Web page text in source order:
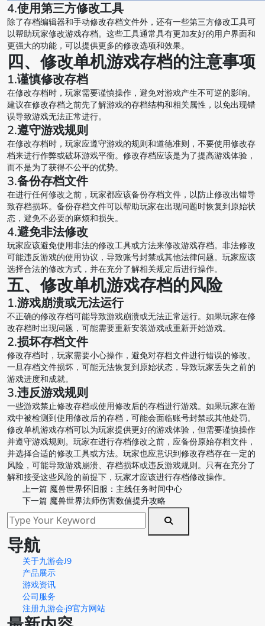
4.使用第三方修改工具
除了存档编辑器和手动修改存档文件外，还有一些第三方修改工具可
以帮助玩家修改游戏存档。这些工具通常具有更加友好的用户界面和
更强大的功能，可以提供更多的修改选项和效果。
四、修改单机游戏存档的注意事项
1.谨慎修改存档
在修改存档时，玩家需要谨慎操作，避免对游戏产生不可逆的影响。
建议在修改存档之前先了解游戏的存档结构和相关属性，以免出现错
误导致游戏无法正常进行。
2.遵守游戏规则
在修改存档时，玩家应遵守游戏的规则和道德准则，不要使用修改存
档来进行作弊或破坏游戏平衡。修改存档应该是为了提高游戏体验，
而不是为了获得不公平的优势。
3.备份存档文件
在进行任何修改之前，玩家都应该备份存档文件，以防止修改出错导
致存档损坏。备份存档文件可以帮助玩家在出现问题时恢复到原始状
态，避免不必要的麻烦和损失。
4.避免非法修改
玩家应该避免使用非法的修改工具或方法来修改游戏存档。非法修改
可能违反游戏的使用协议，导致账号封禁或其他法律问题。玩家应该
选择合法的修改方式，并在充分了解相关规定后进行操作。
五、修改单机游戏存档的风险
1.游戏崩溃或无法运行
不正确的修改存档可能导致游戏崩溃或无法正常运行。如果玩家在修
改存档时出现问题，可能需要重新安装游戏或重新开始游戏。
2.损坏存档文件
修改存档时，玩家需要小心操作，避免对存档文件进行错误的修改。
一旦存档文件损坏，可能无法恢复到原始状态，导致玩家丢失之前的
游戏进度和成就。
3.违反游戏规则
一些游戏禁止修改存档或使用修改后的存档进行游戏。如果玩家在游
戏中被检测到使用修改后的存档，可能会面临账号封禁或其他处罚。
修改单机游戏存档可以为玩家提供更好的游戏体验，但需要谨慎操作
并遵守游戏规则。玩家在进行存档修改之前，应备份原始存档文件，
并选择合适的修改工具或方法。玩家也应意识到修改存档存在一定的
风险，可能导致游戏崩溃、存档损坏或违反游戏规则。只有在充分了
解和接受这些风险的前提下，玩家才应该进行存档修改操作。
上一篇 魔兽世界怀旧服：主线任务时间中心
下一篇 魔兽世界法师伤害数值提升攻略
导航
关于九游会J9
产品展示
游戏资讯
公司服务
注册九游会·j9官方网站